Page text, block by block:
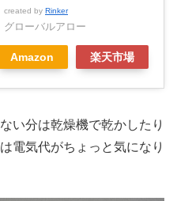
created by Rinker
グローバルアロー
Amazon 楽天市場
い分は乾燥機で乾かしたり
電気代がちょっと気になり